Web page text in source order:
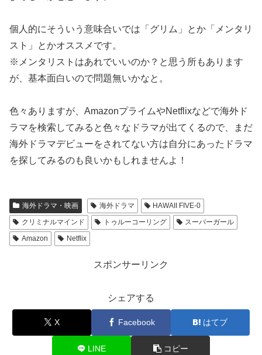
個人的にそういう意味合いでは「グリム」とか「メンタリ
スト」とかオススメです。
※メンタリストはあれでいいのか？と思う所もあります
が、基本面白いので問題無いかなと。
色々ありますが、AmazonプライムやNetflixなどで海外ド
ラマを検索してみると色々なドラマが出てくるので、まだ
海外ドラマデビューをされてない方は自分にあったドラマ
を探してみるのも良いかもしれませんよ！
海外ドラマ・映画 海外ドラマ
HAWAII FIVE-0
クリミナルマインド
トゥルーコーリング
スーパーガール
Amazon
Netflix
スポンサーリンク
シェアする
X Facebook はてブ
LINE コピー